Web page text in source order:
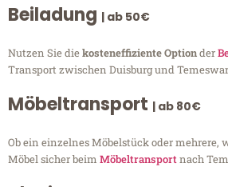
Beiladung | ab 50€
Nutzen Sie diekosteneffiziente Optionder
Transport zwischen Duisburg und
Möbeltransport | ab 80€
Ob ein einzelnes Möbelstück oder mehrere,
Möbel sicher beim Möbeltransportnach